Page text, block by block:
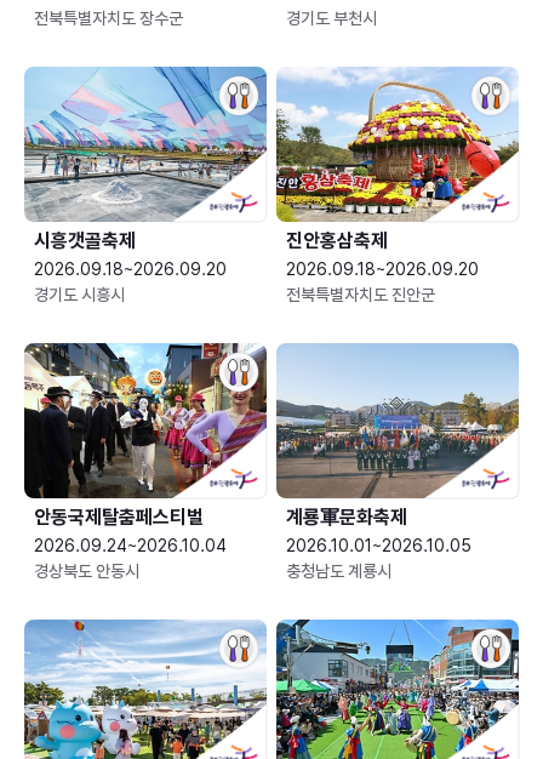
전북특별자치도 장수군
경기도 부천시
시흥갯골축제
2026.09.18~2026.09.20
경기도 시흥시
진안홍삼축제
2026.09.18~2026.09.20
전북특별자치도 진안군
안동국제탈춤페스티벌
2026.09.24~2026.10.04
경상북도 안동시
2026.10.01~2026.10.05
충청남도 계룡시